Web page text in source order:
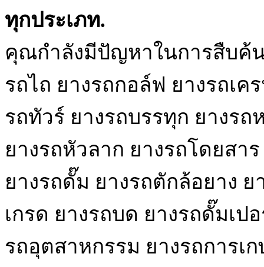
ทุกประเภท.
คุณกำลังมีปัญหาในการสืบค้
รถไถ ยางรถกอล์ฟ ยางรถเค
รถทัวร์ ยางรถบรรทุก ยางรถ
ยางรถหัวลาก ยางรถโดยสา
ยางรถดั๊ม ยางรถตักล้อยาง ย
เกรด ยางรถบด ยางรถดั๊มเ
รถอุตสาหกรรม ยางรถการเ